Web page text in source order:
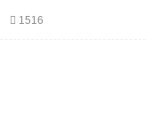
1516